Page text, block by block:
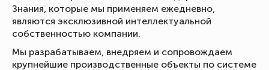
Знания, которые мы применяем ежедневно,
являются эксклюзивной интеллектуальной
собственностью компании.
Мы разрабатываем, внедряем и сопровождаем
крупнейшие производственные объекты по системе